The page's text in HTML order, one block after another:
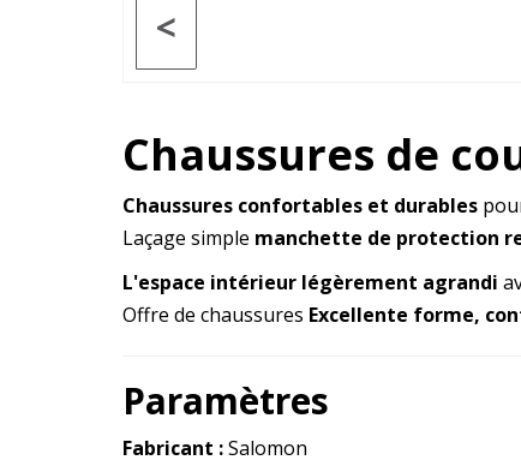
<
Chaussures de
Chaussures confortables et durables
Laçage simple manchette de protection
L'espace intérieur légèrement agrandi
Offre de chaussures Excellente forme,
Paramètres
Fabricant :Salomon